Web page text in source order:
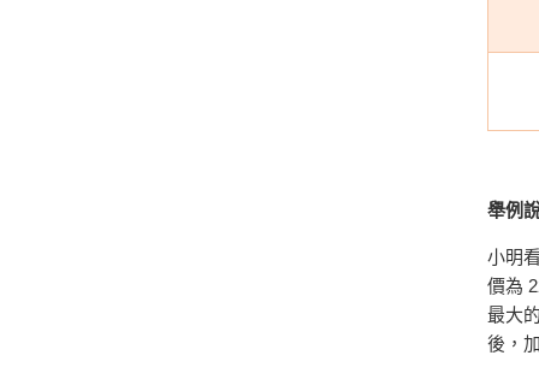
舉例
小明
價為
最大
後，